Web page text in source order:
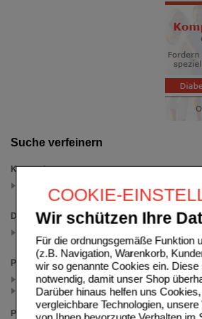
COOKIE-
Wir schützen Ihre
Für die ordnungsgemäße Funktion
(z.B. Navigation, Warenkorb,
wir so genannte Cookies ein.
notwendig, damit unser Shop
Darüber hinaus helfen uns
vergleichbare Technologien,
Suche verfeinern
Kategorien
(auswahl entfernen)
Darreichungsform
(auswahl entfernen)
Packungsgröße
200 ml (2)
100 ml (1)
Preis